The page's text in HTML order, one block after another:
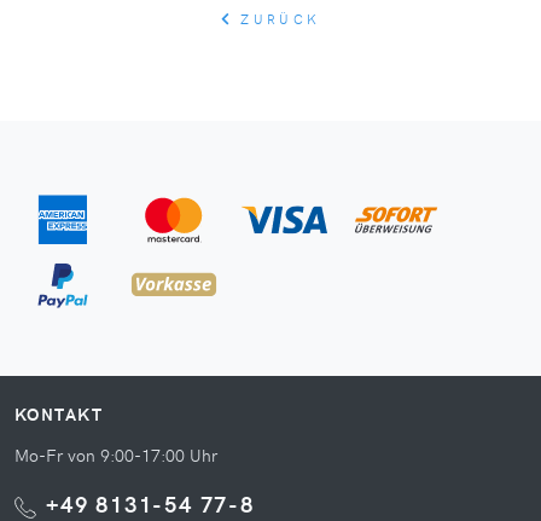
ZURÜCK
KONTAKT
Mo-Fr von 9:00-17:00 Uhr
+49 8131-54 77-8